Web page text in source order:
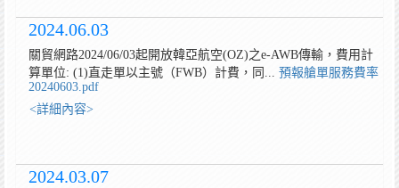
2024.06.03
關貿網路2024/06/03起開放韓亞航空(OZ)之e-AWB傳輸，費用計
算單位: (1)直走單以主號（FWB）計費，同... 預報艙單服務費率
20240603.pdf
<詳細內容>
2024.03.07